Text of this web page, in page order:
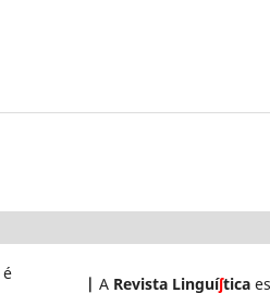
é
| A Revista Linguíʃtica